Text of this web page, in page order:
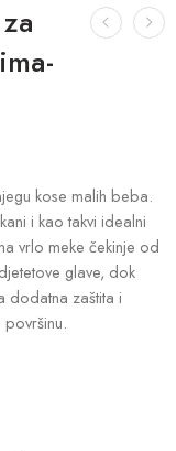
kose malih beba.
i kao takvi idealni
vrlo meke čekinje od
glave, dok
dodatna zaštita i